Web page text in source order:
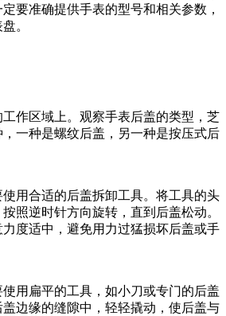
要准确提供手表的型号和相关参数，
。
作区域上。观察手表后盖的类型，芝
一种是螺纹后盖，另一种是按压式后
用合适的后盖拆卸工具。将工具的头
照逆时针方向旋转，直到后盖松动。
度适中，避免用力过猛损坏后盖或手
用扁平的工具，如小刀或专门的后盖
边缘的缝隙中，轻轻撬动，使后盖与